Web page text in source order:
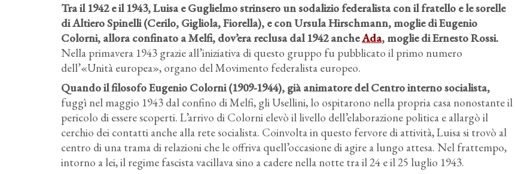
Tra il 1942 e il 1943, Luisa e Guglielmo strinsero un sodalizio federalista con il fratello e le sorelle
di Altiero Spinelli (Cerilo, Gigliola, Fiorella), e con Ursula Hirschmann, moglie di Eugenio
Colorni, allora confinato a Melfi, dov’era reclusa dal 1942 ancheAda, moglie di Ernesto Rossi.
Nella primavera 1943 grazie all’iniziativa di questo gruppo fu pubblicato il primo numero
dell’«Unità europea», organo del Movimento federalista europeo.
Quando il filosofo Eugenio Colorni (1909-1944), già animatore del Centro interno socialista,
fuggì nel maggio 1943 dal confino di Melfi, gli Usellini, lo ospitarono nella propria casa nonostante il
pericolo di essere scoperti. L’arrivo di Colorni elevò il livello dell’elaborazione politica e allargò il
cerchio dei contatti anche alla rete socialista. Coinvolta in questo fervore di attività, Luisa si trovò al
centro di una trama di relazioni che le offriva quell’occasione di agire a lungo attesa. Nel frattempo,
intorno a lei, il regime fascista vacillava sino a cadere nella notte tra il 24 e il 25 luglio 1943.